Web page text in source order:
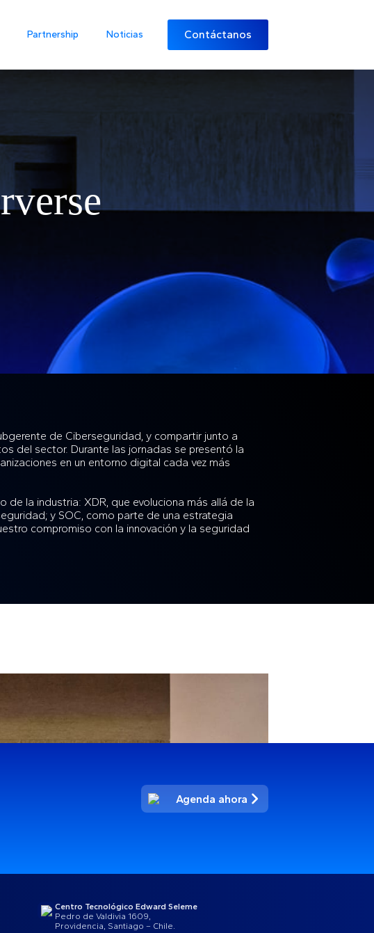
Partnership Noticias Contáctanos
de Ciberseguridad, y compartir junto a
del sector. Durante las jornadas se presentó la
en un entorno digital cada vez más
la industria: XDR, que evoluciona más allá de la
y SOC, como parte de una estrategia
compromiso con la innovación y la seguridad
Agenda ahora
Centro Tecnológico Edward Seleme
Pedro de Valdivia 1609,
Providencia, Santiago – Chile.